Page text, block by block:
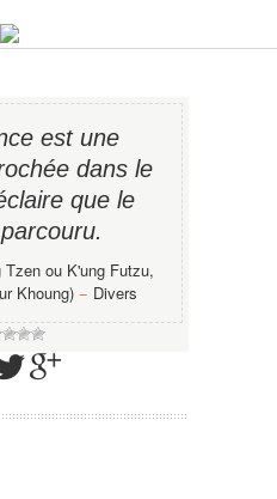
est une
dans le
que le
ou K'ung Futzu,
Khoung)− Divers